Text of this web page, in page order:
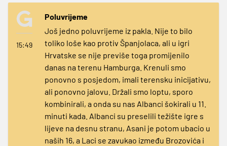
15:49
Poluvrijeme
Još jedno poluvrijeme iz pakla. Nije to bilo
toliko loše kao protiv Španjolaca, ali u igri
Hrvatske se nije previše toga promijenilo
danas na terenu Hamburga. Krenuli smo
ponovno s posjedom, imali terensku inicijativu,
ali ponovno jalovu. Držali smo loptu, sporo
kombinirali, a onda su nas Albanci šokirali u 11.
minuti kada. Albanci su preselili težište igre s
lijeve na desnu stranu, Asani je potom ubacio u
naših 16, a Laci se zavukao između Brozovića i